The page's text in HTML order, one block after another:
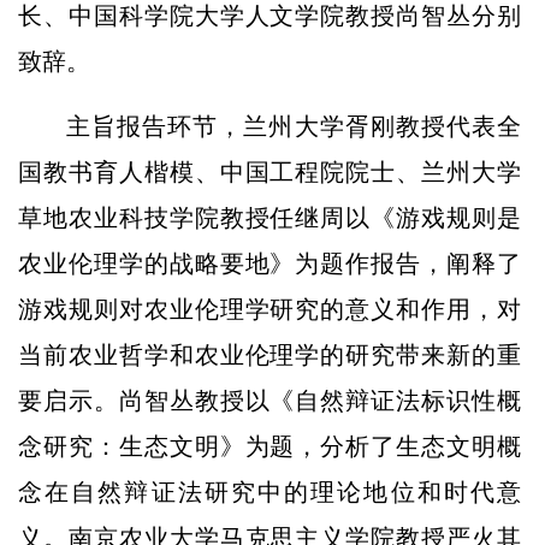
长、中国科学院大学人文学院教授尚智丛分别
致辞。
主旨报告环节，兰州大学胥刚教授代表全
国教书育人楷模、中国工程院院士、兰州大学
草地农业科技学院教授任继周以《游戏规则是
农业伦理学的战略要地》为题作报告，阐释了
游戏规则对农业伦理学研究的意义和作用，对
当前农业哲学和农业伦理学的研究带来新的重
要启示。尚智丛教授以《自然辩证法标识性概
念研究：生态文明》为题，分析了生态文明概
念在自然辩证法研究中的理论地位和时代意
义。南京农业大学马克思主义学院教授严火其